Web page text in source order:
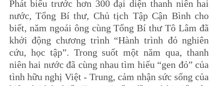
Phát biểu trước hơn 300 đại diện thanh niên hai
nước, Tổng Bí thư, Chủ tịch Tập Cận Bình cho
biết, năm ngoái ông cùng Tổng Bí thư Tô Lâm đã
khởi động chương trình “Hành trình đỏ nghiên
cứu, học tập”. Trong suốt một năm qua, thanh
niên hai nước đã cùng nhau tìm hiểu “gen đỏ” của
tình hữu nghị Việt - Trung, cảm nhận sức sống của